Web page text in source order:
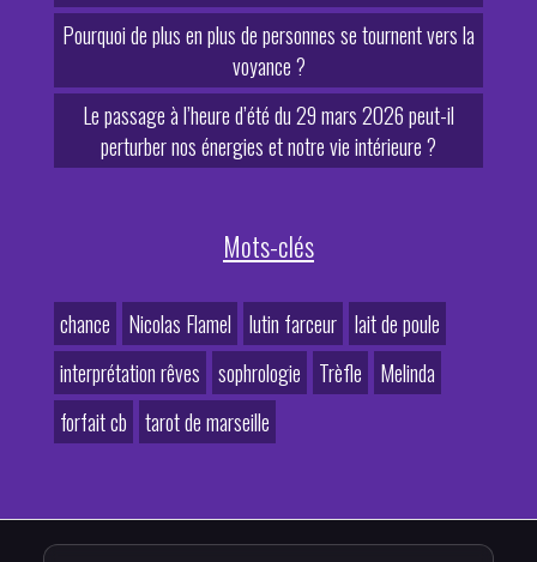
Pourquoi de plus en plus de personnes se tournent vers la
voyance ?
Le passage à l’heure d’été du 29 mars 2026 peut-il
perturber nos énergies et notre vie intérieure ?
Mots-clés
chance Nicolas Flamel lutin farceur lait de poule
interprétation rêves
sophrologie Trèfle
Melinda
forfait cb
tarot de marseille